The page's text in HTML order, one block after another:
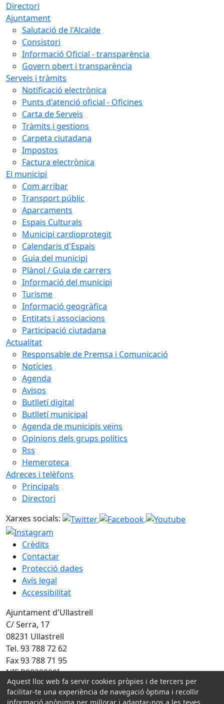
Directori
Ajuntament
Salutació de l'Alcalde
Consistori
Informació Oficial - transparència
Govern obert i transparència
Serveis i tràmits
Notificació electrònica
Punts d'atenció oficial - Oficines
Carta de Serveis
Tràmits i gestions
Carpeta ciutadana
Impostos
Factura electrònica
El municipi
Com arribar
Transport públic
Aparcaments
Espais Culturals
Municipi cardioprotegit
Calendaris d'Espais
Guia del municipi
Plànol / Guia de carrers
Informació del municipi
Turisme
Informació geogràfica
Entitats i associacions
Participació ciutadana
Actualitat
Responsable de Premsa i Comunicació
Notícies
Agenda
Avisos
Butlletí digital
Butlletí municipal
Agenda de municipis veïns
Opinions dels grups polítics
Rss
Hemeroteca
Adreces i telèfons
Principals
Directori
Xarxes socials:
Crèdits
Contactar
Protecció dades
Avís legal
Accessibilitat
Ajuntament d'Ullastrell
C/ Serra, 17
08231 Ullastrell
Tel. 93 788 72 62
Fax 93 788 71 95
NIF P0829000I
Amb la col·laboració de:
Aquest lloc web fa servir cookies pròpies i de tercers per
facilitar-te una experiència de navegació òptima i recollir